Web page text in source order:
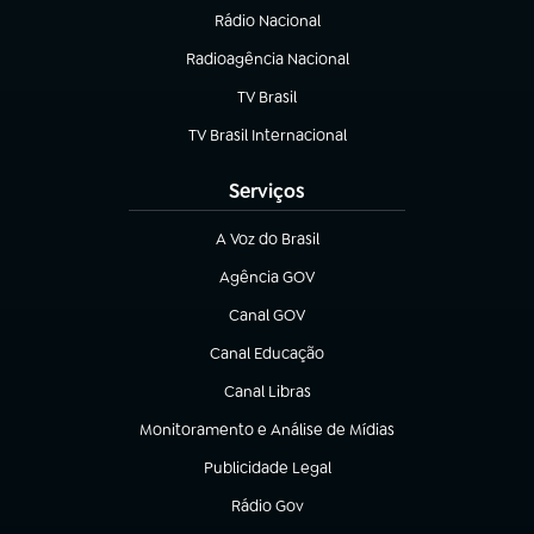
Rádio Nacional
Radioagência Nacional
(abre em nova aba)
TV Brasil
(abre em nova aba)
TV Brasil Internacional
(abre em nova aba)
Serviços
A Voz do Brasil
(abre em nova aba)
Agência GOV
(abre em nova aba)
Canal GOV
(abre em nova aba)
Canal Educação
(abre em nova aba)
Canal Libras
(abre em nova aba)
Monitoramento e Análise de Mídias
(abre em nova aba)
Publicidade Legal
(abre em nova aba)
Rádio Gov
(abre em nova aba)